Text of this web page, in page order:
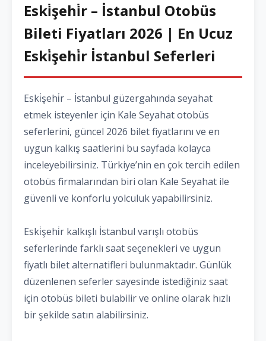
Eski̇şehi̇r – İstanbul Otobüs
Bileti Fiyatları 2026 | En Ucuz
Eski̇şehi̇r İstanbul Seferleri
Eski̇şehi̇r – İstanbul güzergahında seyahat
etmek isteyenler için Kale Seyahat otobüs
seferlerini, güncel 2026 bilet fiyatlarını ve en
uygun kalkış saatlerini bu sayfada kolayca
inceleyebilirsiniz. Türkiye’nin en çok tercih edilen
otobüs firmalarından biri olan Kale Seyahat ile
güvenli ve konforlu yolculuk yapabilirsiniz.
Eski̇şehi̇r kalkışlı İstanbul varışlı otobüs
seferlerinde farklı saat seçenekleri ve uygun
fiyatlı bilet alternatifleri bulunmaktadır. Günlük
düzenlenen seferler sayesinde istediğiniz saat
için otobüs bileti bulabilir ve online olarak hızlı
bir şekilde satın alabilirsiniz.